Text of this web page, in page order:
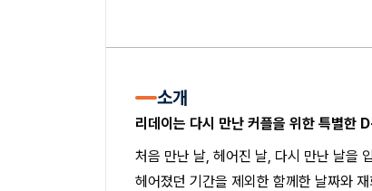
소개
리데이는 다시 만난 커플을 위한 특별한
처음 만난 날, 헤어진 날, 다시 만난 날을
헤어졌던 기간을 제외한 함께한 날짜와